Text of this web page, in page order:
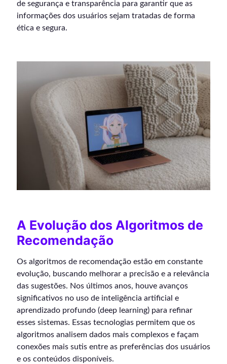
de segurança e transparência para garantir que as
informações dos usuários sejam tratadas de forma
ética e segura.
A Evolução dos Algoritmos de
Recomendação
Os algoritmos de recomendação estão em constante
evolução, buscando melhorar a precisão e a relevância
das sugestões. Nos últimos anos, houve avanços
significativos no uso de inteligência artificial e
aprendizado profundo (deep learning) para refinar
esses sistemas. Essas tecnologias permitem que os
algoritmos analisem dados mais complexos e façam
conexões mais sutis entre as preferências dos usuários
e os conteúdos disponíveis.